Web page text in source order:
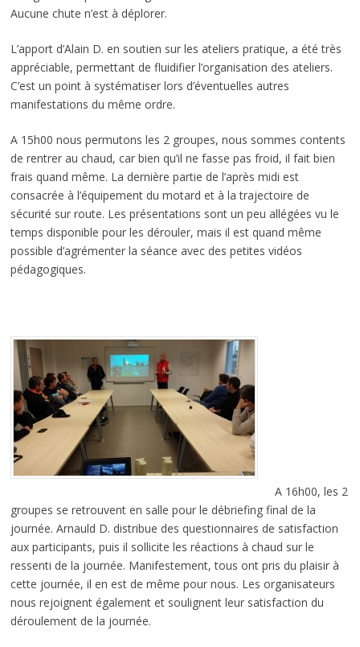
Aucune chute n’est à déplorer.
L’apport d’Alain D. en soutien sur les ateliers pratique, a été très
appréciable, permettant de fluidifier l’organisation des ateliers.
C’est un point à systématiser lors d’éventuelles autres
manifestations du même ordre.
A 15h00 nous permutons les 2 groupes, nous sommes contents
de rentrer au chaud, car bien qu’il ne fasse pas froid, il fait bien
frais quand même. La dernière partie de l’après midi est
consacrée à l’équipement du motard et à la trajectoire de
sécurité sur route. Les présentations sont un peu allégées vu le
temps disponible pour les dérouler, mais il est quand même
possible d’agrémenter la séance avec des petites vidéos
pédagogiques.
A 16h00, les 2
groupes se retrouvent en salle pour le débriefing final de la
journée. Arnauld D. distribue des questionnaires de satisfaction
aux participants, puis il sollicite les réactions à chaud sur le
ressenti de la journée. Manifestement, tous ont pris du plaisir à
cette journée, il en est de même pour nous. Les organisateurs
nous rejoignent également et soulignent leur satisfaction du
déroulement de la journée.